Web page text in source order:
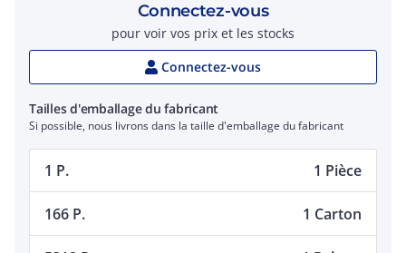
Connectez-vous
pour voir vos prix et les stocks
Connectez-vous
Tailles d'emballage du fabricant
Si possible, nous livrons dans la taille d'emballage du fabricant
1 P. 1 Pièce
166 P. 1 Carton